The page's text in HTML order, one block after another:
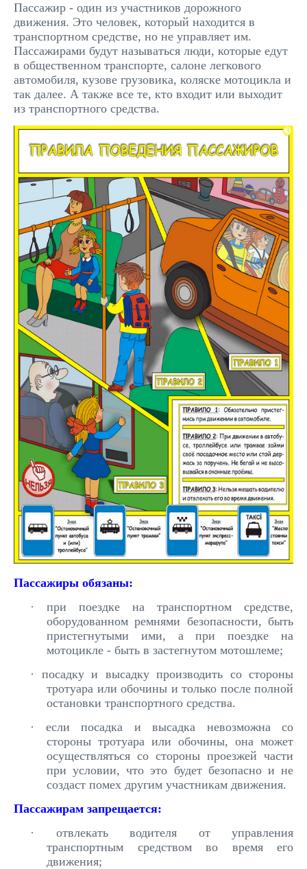
Пассажир - один из участников дорожного
движения. Это человек, который находится в
транспортном средстве, но не управляет им.
Пассажирами будут называться люди, которые едут
в общественном транспорте, салоне легкового
автомобиля, кузове грузовика, коляске мотоцикла и
так далее. А также все те, кто входит или выходит
из транспортного средства.
Пассажиры обязаны:
·
при поездке на транспортном средстве,
оборудованном ремнями безопасности, быть
пристегнутыми ими, а при поездке на
мотоцикле - быть в застегнутом мотошлеме;
·
посадку и высадку производить со стороны
тротуара или обочины и только после полной
остановки транспортного средства.
·
если посадка и высадка невозможна со
стороны тротуара или обочины, она может
осуществляться со стороны проезжей части
при условии, что это будет безопасно и не
создаст помех другим участникам движения.
Пассажирам запрещается:
·
отвлекать водителя от управления
транспортным средством во время его
движения;